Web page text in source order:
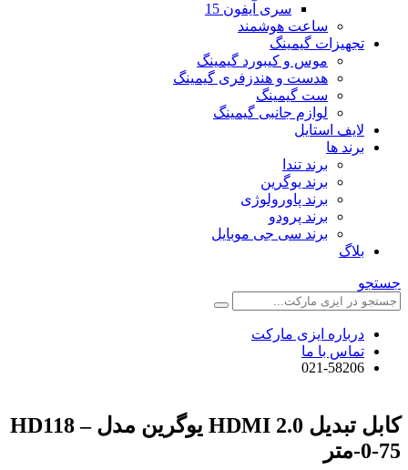
سری آیفون 15
ساعت هوشمند
تجهیزات گیمینگ
موس و کیبورد گیمینگ
هدست و هندزفری گیمینگ
ست گیمینگ
لوازم جانبی گیمینگ
لایف استایل
برند ها
برند تندا
برند یوگرین
برند پاورولوژی
برند پرودو
برند سی جی موبایل
بلاگ
جستجو
درباره ایزی مارکت
تماس با ما
021-58206
کابل تبدیل HDMI 2.0 یوگرین مدل HD118 –
0-75-متر